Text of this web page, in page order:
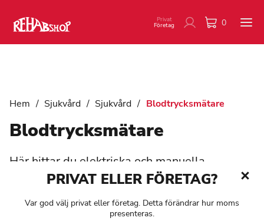
0
Privat
Företag
Hem / Sjukvård / Sjukvård / Blodtrycksmätare
Blodtrycksmätare
Här hittar du elektriska och manuella
blodtrycksmätare
PRIVAT ELLER FÖRETAG?
Var god välj privat eller företag. Detta förändrar hur moms
presenteras.